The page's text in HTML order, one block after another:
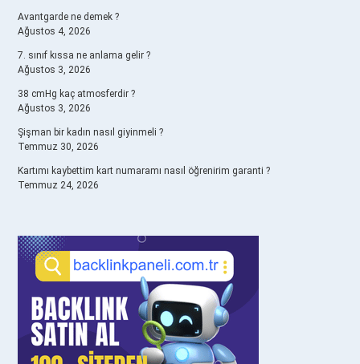
Avantgarde ne demek ?
Ağustos 4, 2026
7. sınıf kıssa ne anlama gelir ?
Ağustos 3, 2026
38 cmHg kaç atmosferdir ?
Ağustos 3, 2026
Şişman bir kadın nasıl giyinmeli ?
Temmuz 30, 2026
Kartımı kaybettim kart numaramı nasıl öğrenirim garanti ?
Temmuz 24, 2026